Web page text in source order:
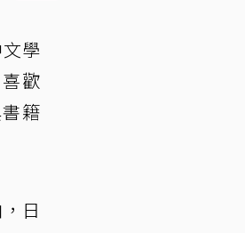
學
歡
籍
日